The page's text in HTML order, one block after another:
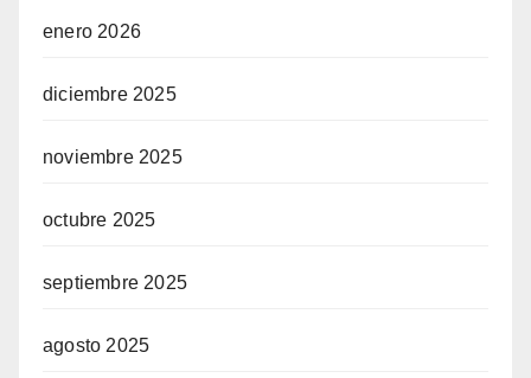
enero 2026
diciembre 2025
noviembre 2025
octubre 2025
septiembre 2025
agosto 2025